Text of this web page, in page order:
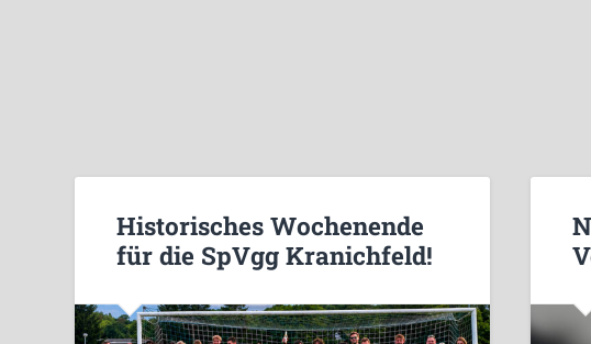
Historisches Wochenende
für die SpVgg Kranichfeld!